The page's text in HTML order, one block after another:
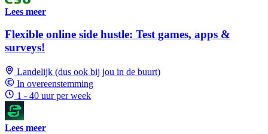
Lees meer
Flexible online side hustle: Test games, apps &
surveys!
Landelijk (dus ook bij jou in de buurt)
In overeenstemming
1 - 40 uur per week
Lees meer